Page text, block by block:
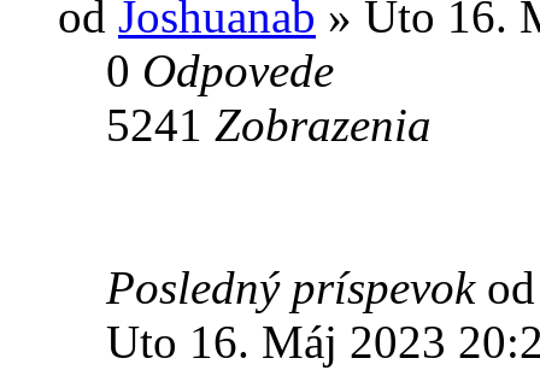
od Joshuanab » Uto 16.
0 Odpovede
5241 Zobrazenia
Posledný príspevok
Uto 16. Máj 2023